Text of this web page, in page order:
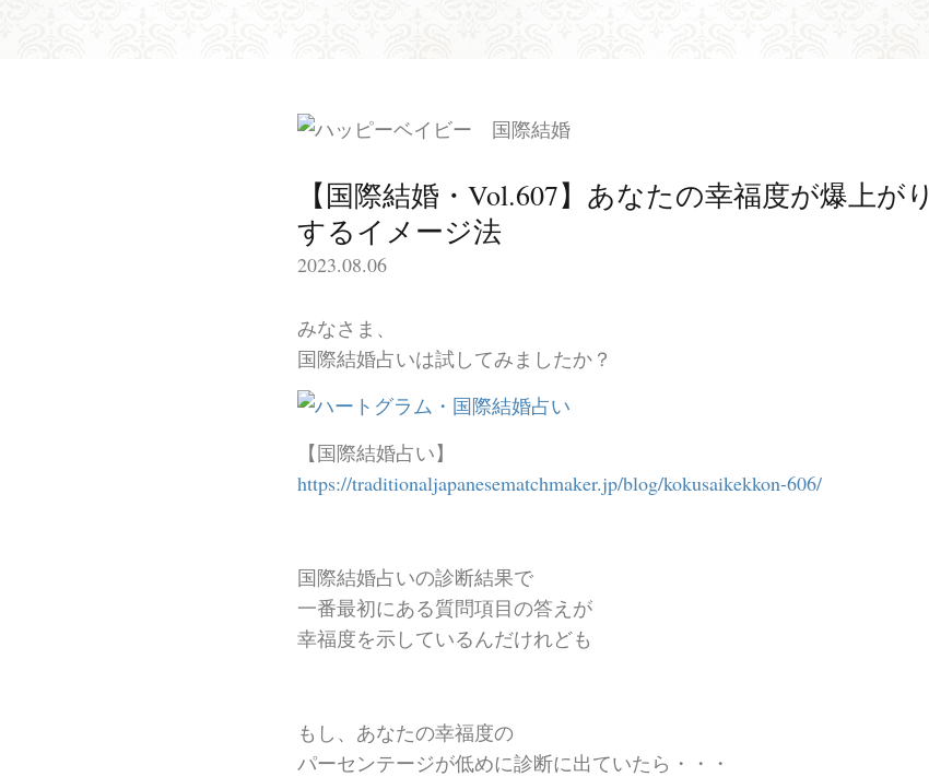
【国際結婚・Vol.607】あなたの幸福度が爆上がり
するイメージ法
2023.08.06
みなさま、
国際結婚占いは試してみましたか？
【国際結婚占い】
https://traditionaljapanesematchmaker.jp/blog/kokusaikekkon-606/
国際結婚占いの診断結果で
一番最初にある質問項目の答えが
幸福度を示しているんだけれども
もし、あなたの幸福度の
パーセンテージが低めに診断に出ていたら・・・